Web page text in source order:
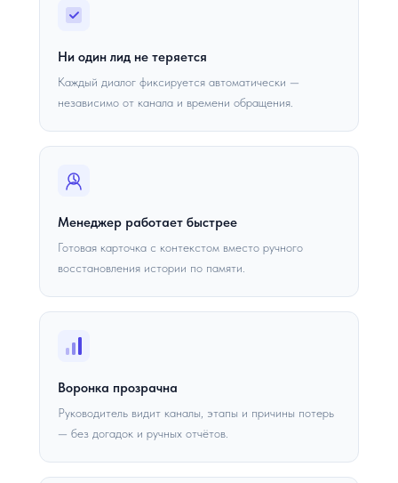
Ни один лид не теряется
Каждый диалог фиксируется автоматически —
независимо от канала и времени обращения.
Менеджер работает быстрее
Готовая карточка с контекстом вместо ручного
восстановления истории по памяти.
Воронка прозрачна
Руководитель видит каналы, этапы и причины потерь
— без догадок и ручных отчётов.